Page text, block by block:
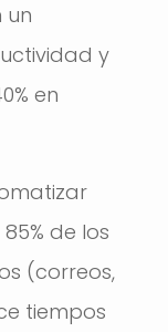
un
y
en
de los
(correos,
tiempos